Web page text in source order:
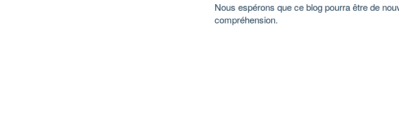
Nous espérons que ce blog pourra être de
compréhension.